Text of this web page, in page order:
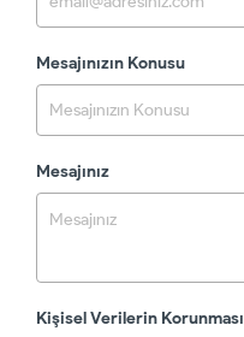
Mesajınızın Konusu
Mesajınız
Kişisel Verilerin Korunması